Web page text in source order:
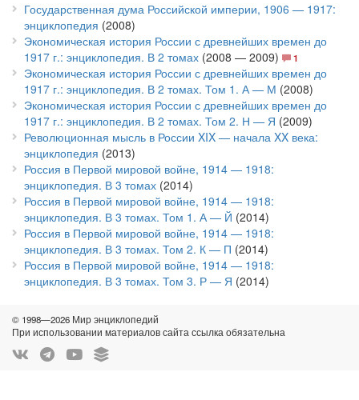
Государственная дума Российской империи, 1906 — 1917:
энциклопедия (2008)
Экономическая история России с древнейших времен до
1917 г.: энциклопедия. В 2 томах (2008 — 2009) 1
Экономическая история России с древнейших времен до
1917 г.: энциклопедия. В 2 томах. Том 1. А — М (2008)
Экономическая история России с древнейших времен до
1917 г.: энциклопедия. В 2 томах. Том 2. Н — Я (2009)
Революционная мысль в России XIX — начала XX века:
энциклопедия (2013)
Россия в Первой мировой войне, 1914 — 1918:
энциклопедия. В 3 томах (2014)
Россия в Первой мировой войне, 1914 — 1918:
энциклопедия. В 3 томах. Том 1. А — Й (2014)
Россия в Первой мировой войне, 1914 — 1918:
энциклопедия. В 3 томах. Том 2. К — П (2014)
Россия в Первой мировой войне, 1914 — 1918:
энциклопедия. В 3 томах. Том 3. Р — Я (2014)
© 1998—2026 Мир энциклопедий
При использовании материалов сайта ссылка обязательна